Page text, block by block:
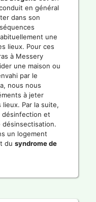
en général
dans son
une
lieux. Pour ces
à Messery
une maison ou
par le
nous nous
à jeter
Par la suite,
désinfection et
désinsectisation.
un logement
du syndrome de